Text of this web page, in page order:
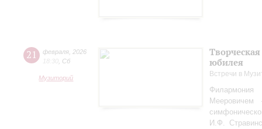
21 февраля 2026
18:30 Сб
Музиторий
юбилея
Встречи в
Мееровичем
И.Ф.